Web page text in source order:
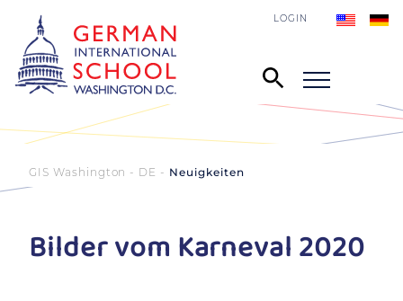
LOGIN
GIS Washington - DE Neuigkeiten
Bilder vom Karneval 2020